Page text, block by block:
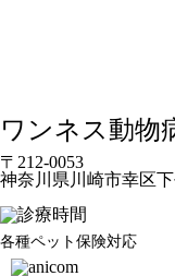
ワンネス動物
〒212-0053
神奈川県川崎市幸区
各種ペット保険対応